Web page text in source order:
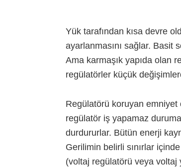
Yük tarafından kısa devre
ayarlanmasını sağlar. Basit
Ama karmaşık yapıda olan
regülatörler küçük
Regülatörü koruyan emniyet
regülatör iş yapamaz
durdururlar. Bütün enerji
Gerilimin belirli sınırlar
(voltaj regülatörü veya voltaj